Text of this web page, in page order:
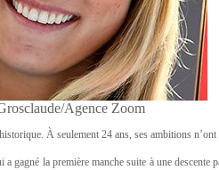
Agence Zoom
À seulement 24 ans, ses ambitions n’ont
a gagné la première manche suite à une